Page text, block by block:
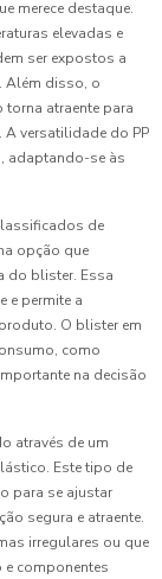
merece destaque.
elevadas e
ser expostos a
Além disso, o
atraente para
versatilidade do PP
adaptando-se às
de
opção que
do blister. Essa
e permite a
O blister em
como
na decisão
através de um
Este tipo de
para se ajustar
segura e atraente.
irregulares ou que
e componentes